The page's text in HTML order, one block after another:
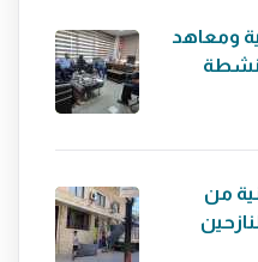
ومعاهد
من